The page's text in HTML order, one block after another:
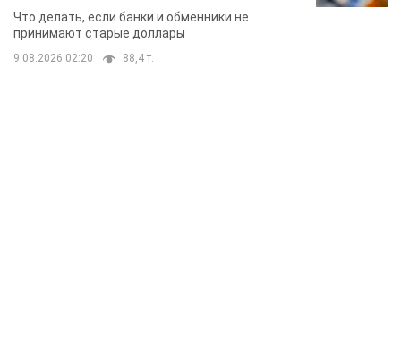
банки такие купюры
Что делать, если банки и обменники не
принимают старые доллары
9.08.2026 02:20 88,4 т.